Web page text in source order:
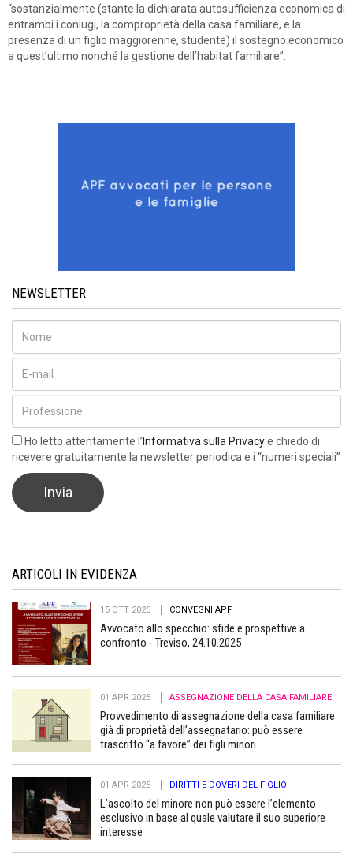
“sostanzialmente (stante la dichiarata autosufficienza economica di
entrambi i coniugi, la comproprietà della casa familiare, e la
presenza di un figlio maggiorenne, studente) il sostegno economico
a quest’ultimo nonché la gestione dell’habitat familiare”.
NEWSLETTER
Ho letto attentamente l’ Informativa sulla Privacye chiedo di
ricevere gratuitamente la newsletter periodica e i “numeri speciali”
ARTICOLI IN EVIDENZA
15 OTT 2025 CONVEGNI APF
Avvocato allo specchio: sfide e prospettive a
confronto - Treviso, 24.10.2025
01 APR 2025 ASSEGNAZIONE DELLA CASA FAMILIARE
Provvedimento di assegnazione della casa familiare
già di proprietà dell’assegnatario: può essere
trascritto “a favore” dei figli minori
01 APR 2025 DIRITTI E DOVERI DEL FIGLIO
L’ascolto del minore non può essere l’elemento
esclusivo in base al quale valutare il suo superiore
interesse